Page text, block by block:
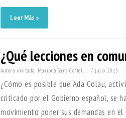
Leer Más »
¿Qué lecciones en
Autora invitada: Mariona Sanz Cortell 7 julio, 2015
¿Cómo es posible que Ada Colau,
criticado por el Gobierno español, se
movimiento poner sus demandas en